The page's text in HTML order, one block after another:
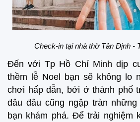
Check-in tại nhà thờ Tân Định -
Đến với Tp Hồ Chí Minh dịp
thềm lễ Noel bạn sẽ không lo
chơi hấp dẫn, bởi ở thành phố
đâu đâu cũng ngập tràn
bạn khám phá. Để trải nghiệm